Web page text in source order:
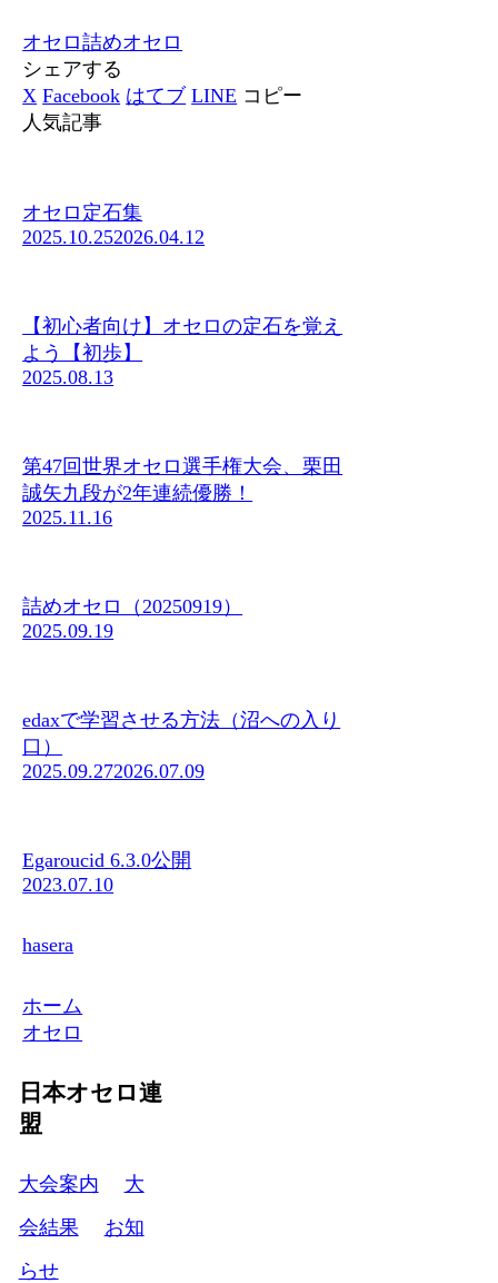
オセロ詰めオセロ
シェアする
X Facebook はてブ LINE コピー
人気記事
オセロ定石集
2025.10.252026.04.12
【初心者向け】オセロの定石を覚え
よう【初歩】
2025.08.13
第47回世界オセロ選手権大会、栗田
誠矢九段が2年連続優勝！
2025.11.16
詰めオセロ（20250919）
2025.09.19
edaxで学習させる方法（沼への入り
口）
2025.09.272026.07.09
Egaroucid 6.3.0公開
2023.07.10
hasera
ホーム
オセロ
日本オセロ連
盟
大会案内
大
会結果
お知
らせ